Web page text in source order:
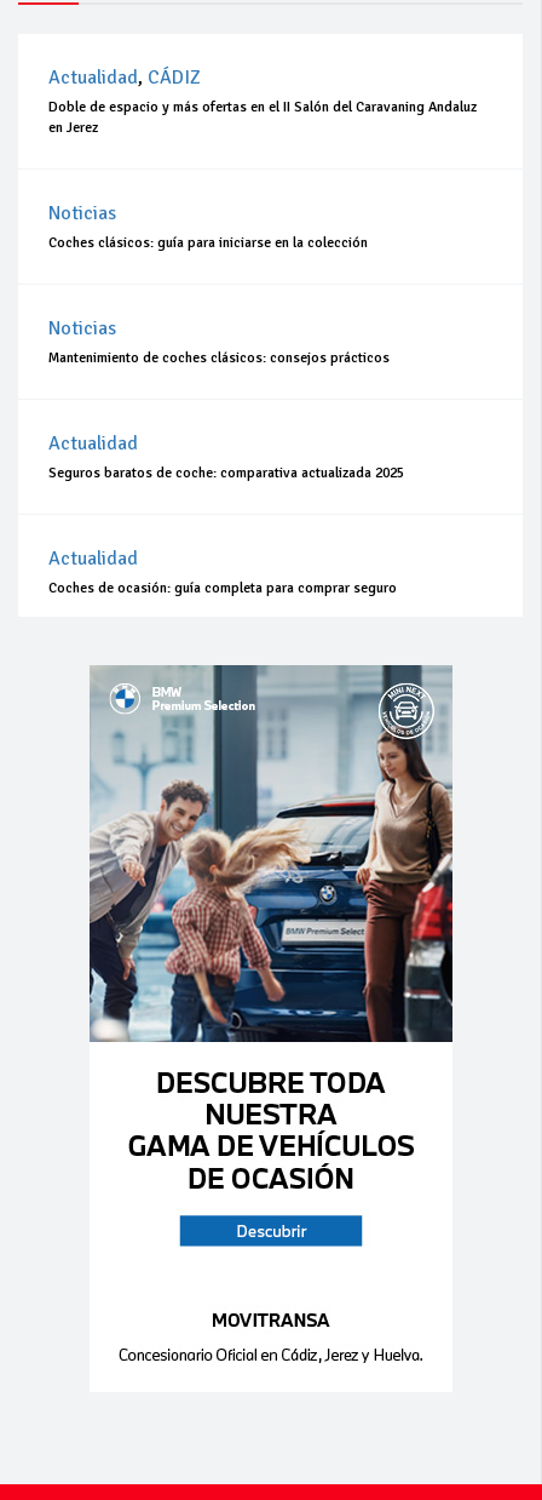
Actualidad, CÁDIZ
Doble de espacio y más ofertas en el II Salón del Caravaning Andaluz
en Jerez
Noticias
Coches clásicos: guía para iniciarse en la colección
Noticias
Mantenimiento de coches clásicos: consejos prácticos
Actualidad
Seguros baratos de coche: comparativa actualizada 2025
Actualidad
Coches de ocasión: guía completa para comprar seguro